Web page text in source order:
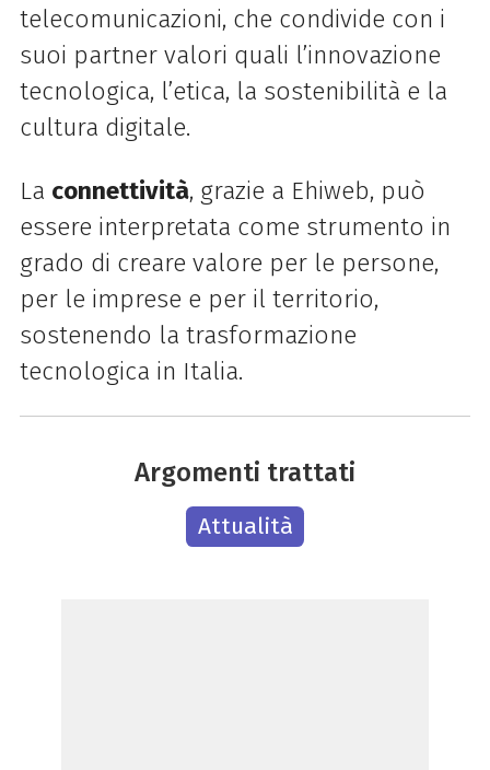
telecomunicazioni, che condivide con i
suoi partner valori quali l’innovazione
tecnologica, l’etica, la sostenibilità e la
cultura digitale.
La connettività, grazie a Ehiweb, può
essere interpretata come strumento in
grado di creare valore per le persone,
per le imprese e per il territorio,
sostenendo la trasformazione
tecnologica in Italia.
Argomenti trattati
Attualità